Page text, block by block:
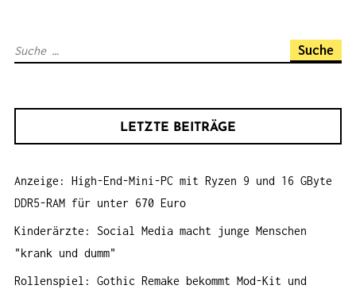
V
T
S
a
c
h
:
LETZTE BEITRÄGE
Anzeige: High-End-Mini-PC mit Ryzen 9 und 16 GByte
DDR5-RAM für unter 670 Euro
Kinderärzte: Social Media macht junge Menschen
"krank und dumm"
Rollenspiel: Gothic Remake bekommt Mod-Kit und